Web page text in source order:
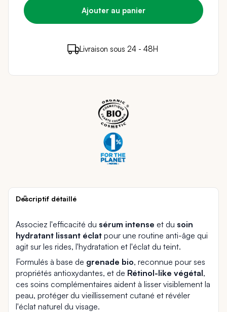
20 points de fidélité ( 0,40 €
en achetant ce
Livraison sous 24 - 48H
Paiement sécurisé
Descriptif détaillé
Associez l'efficacité du sérum intense et du soin
hydratant lissant éclat pour une routine anti-âge qui
agit sur les rides, l'hydratation et l'éclat du teint.
Formulés à base de grenade bio, reconnue pour ses
propriétés antioxydantes, et de Rétinol-like végétal,
ces soins complémentaires aident à lisser visiblement la
peau, protéger du vieillissement cutané et révéler
l'éclat naturel du visage.